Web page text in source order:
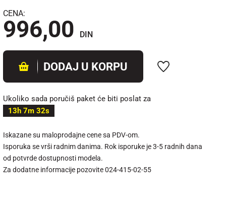
CENA:
996,00 DIN
DODAJ U KORPU
Ukoliko sada poručiš paket će biti poslat za
13h 7m 31s
Iskazane su maloprodajne cene sa PDV-om.
Isporuka se vrši radnim danima. Rok isporuke je 3-5 radnih dana
od potvrde dostupnosti modela.
Za dodatne informacije pozovite 024-415-02-55